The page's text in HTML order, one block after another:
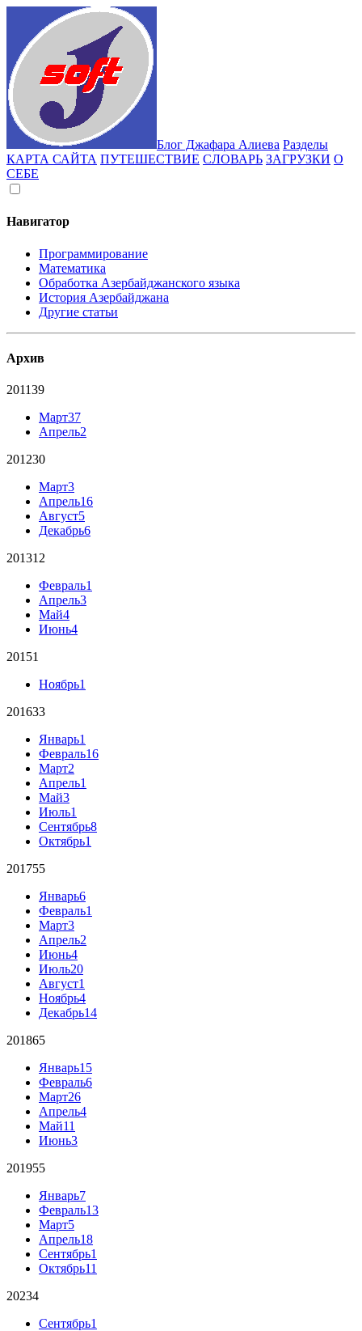
Блог Джафара Алиева Разделы
КАРТА САЙТА ПУТЕШЕСТВИЕ СЛОВАРЬ ЗАГРУЗКИ О
СЕБЕ
Навигатор
Программирование
Математика
Обработка Азербайджанского языка
История Азербайджана
Другие статьи
Архив
201139
Март37
Апрель2
201230
Март3
Апрель16
Август5
Декабрь6
201312
Февраль1
Апрель3
Май4
Июнь4
20151
Ноябрь1
201633
Январь1
Февраль16
Март2
Апрель1
Май3
Июль1
Сентябрь8
Октябрь1
201755
Январь6
Февраль1
Март3
Апрель2
Июнь4
Июль20
Август1
Ноябрь4
Декабрь14
201865
Январь15
Февраль6
Март26
Апрель4
Май11
Июнь3
201955
Январь7
Февраль13
Март5
Апрель18
Сентябрь1
Октябрь11
20234
Сентябрь1